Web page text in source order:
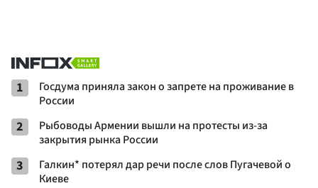
1
Госдума приняла закон о запрете на проживание в
России
2
Рыбоводы Армении вышли на протесты из-за
закрытия рынка России
3
Галкин* потерял дар речи после слов Пугачевой о
Киеве